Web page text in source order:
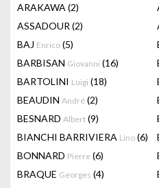
ARAKAWA (2)
ASSADOUR (2)
BAJ Enrico (5)
BARBISAN Giovanni (16)
BARTOLINI Luigi (18)
BEAUDIN André (2)
BESNARD Albert (9)
BIANCHI BARRIVIERA Lino (6)
BONNARD Pierre (6)
BRAQUE Georges (4)